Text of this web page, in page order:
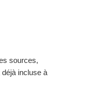
sources,
incluse à